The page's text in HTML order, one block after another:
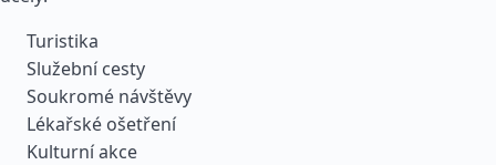
Turistika
Služební cesty
Soukromé návštěvy
Lékařské ošetření
Kulturní akce